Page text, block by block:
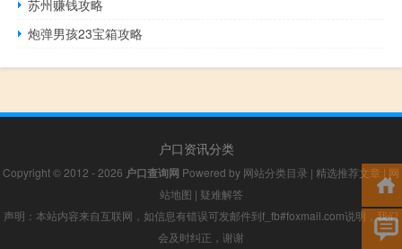
苏州赚钱攻略
炮弹男孩23宝箱攻略
户口资讯分类
Copyright © 2012 - 2026 户口查询网 Powered by 网站分类目录 | 精选推荐文章 | 网
站地图 | 疑难解答
声明：本站内容来自互联网，如信息有错误可发邮件到f_fb#foxmail.com说明，我们
会及时纠正，谢谢